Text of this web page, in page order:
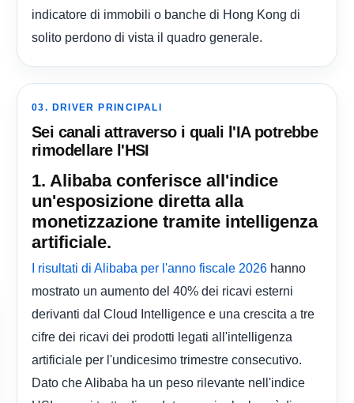
indicatore di immobili o banche di Hong Kong di
solito perdono di vista il quadro generale.
03. DRIVER PRINCIPALI
Sei canali attraverso i quali l'IA potrebbe
rimodellare l'HSI
1. Alibaba conferisce all'indice
un'esposizione diretta alla
monetizzazione tramite intelligenza
artificiale.
I risultati di Alibaba per l'anno fiscale 2026 hanno
mostrato un aumento del 40% dei ricavi esterni
derivanti dal Cloud Intelligence e una crescita a tre
cifre dei ricavi dei prodotti legati all'intelligenza
artificiale per l'undicesimo trimestre consecutivo.
Dato che Alibaba ha un peso rilevante nell'indice